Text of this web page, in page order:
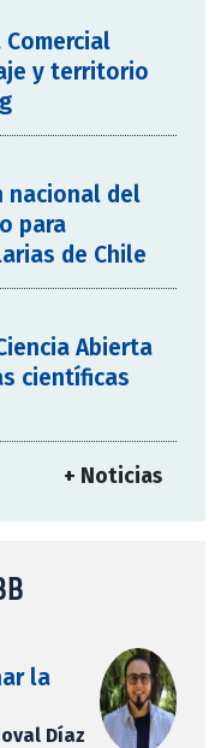
y territorio
nacional del
para
de Chile
Abierta
científicas
+ Noticias
la
Díaz